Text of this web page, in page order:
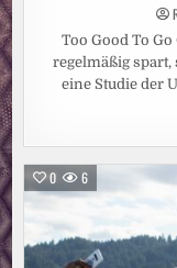
Too Good To
regelmäßig spart,
eine Studie der
0 6